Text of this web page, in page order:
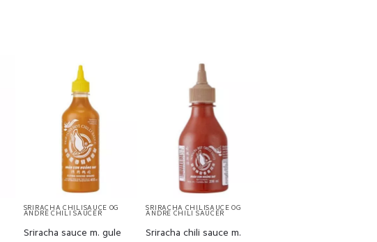
SRIRACHA CHILISAUCE OG
ANDRE CHILI SAUCER
Sriracha sauce m. gule
SRIRACHA CHILISAUCE OG
ANDRE CHILI SAUCER
Sriracha chili sauce m.